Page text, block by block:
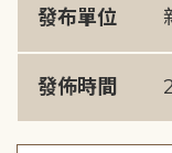
發布單位
發佈時間